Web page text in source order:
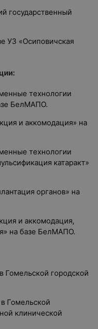
государственный
УЗ «Осиповичская
технологии
БелМАПО.
и аккомодация» на
технологии
катаракт»
органов» на
и аккомодация,
на базе БелМАПО.
Гомельской городской
Гомельской
клинической